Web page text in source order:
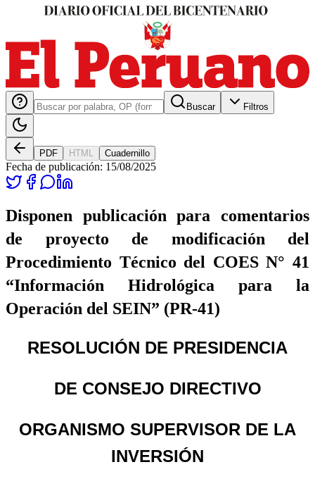
Buscar Filtros
PDF HTML Cuadernillo
Fecha de publicación: 15/08/2025
Disponen publicación para comentarios
de proyecto de modificación del
Procedimiento Técnico del COES N° 41
“Información Hidrológica para la
Operación del SEIN” (PR-41)
RESOLUCIÓN DE PRESIDENCIA
DE CONSEJO DIRECTIVO
ORGANISMO SUPERVISOR DE LA
INVERSIÓN